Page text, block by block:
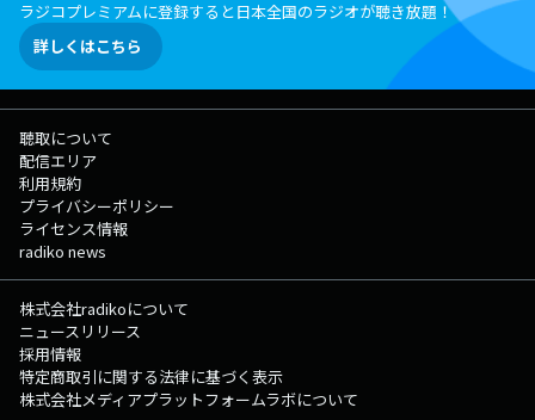
ラジコプレミアムに登録すると日本全国のラジオが聴き放題！
詳しくはこちら
聴取について
配信エリア
利用規約
プライバシーポリシー
ライセンス情報
radiko news
株式会社radikoについて
ニュースリリース
採用情報
特定商取引に関する法律に基づく表示
株式会社メディアプラットフォームラボについて